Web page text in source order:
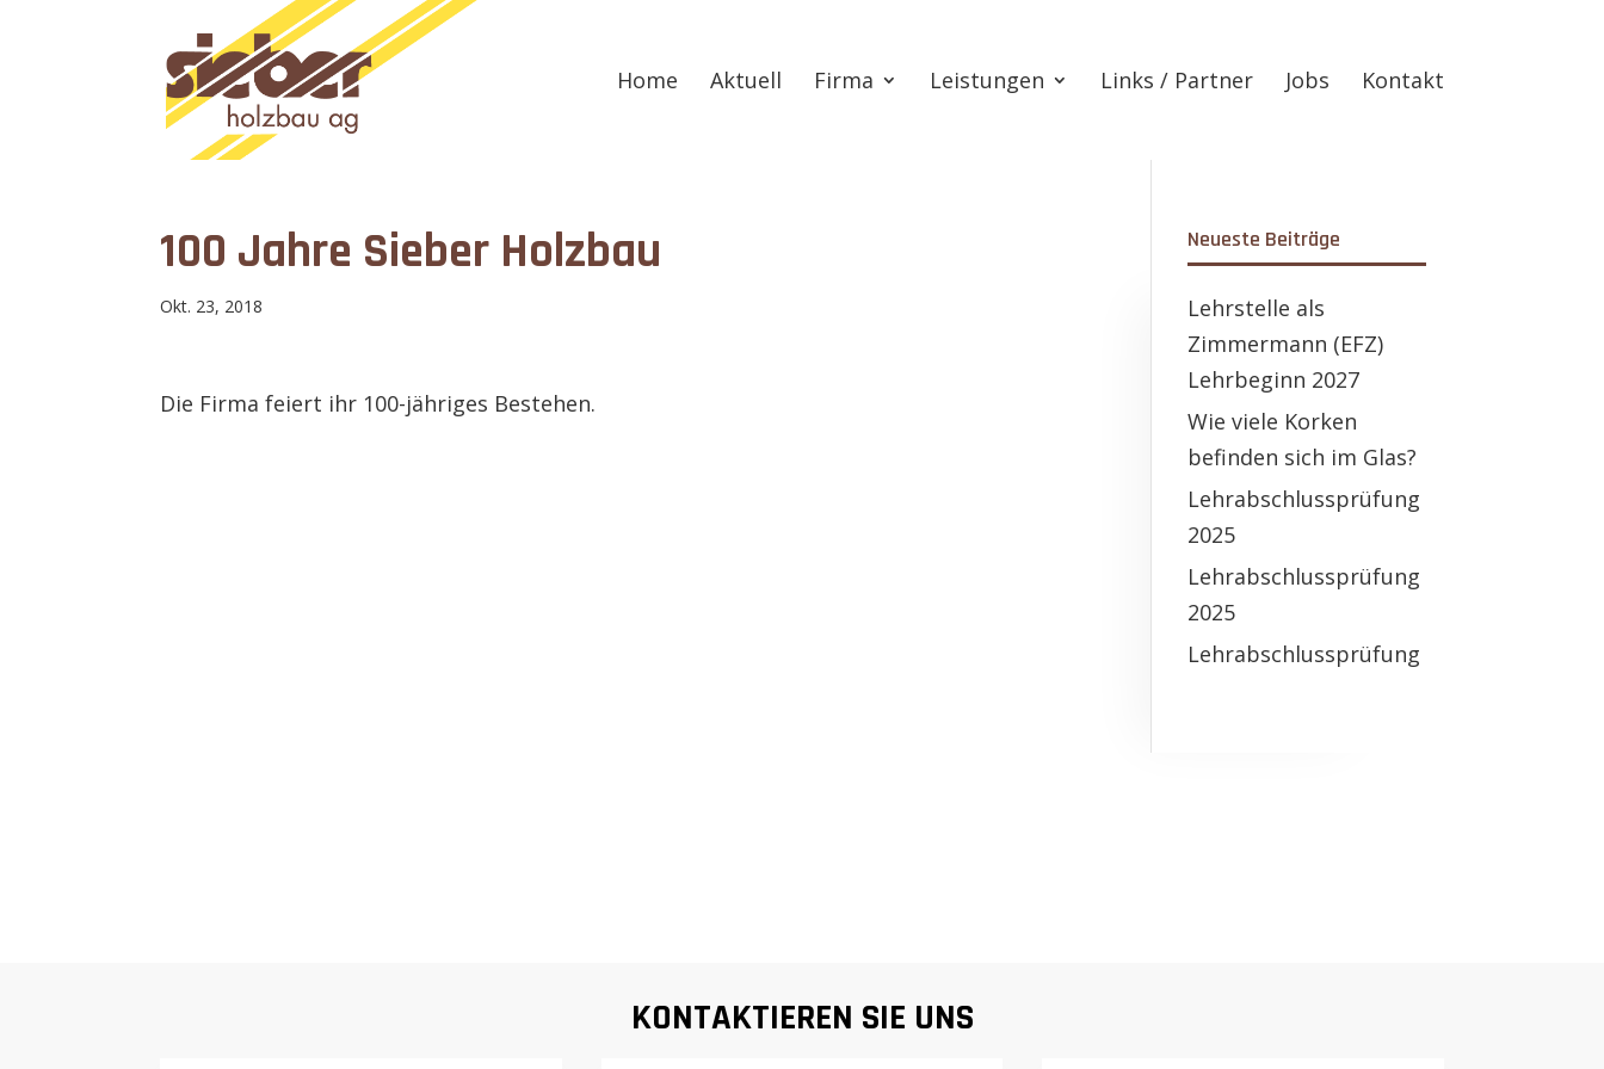
Home Aktuell Firma Leistungen Links / Partner Jobs Kontakt
100 Jahre Sieber Holzbau
Okt. 23, 2018
Die Firma feiert ihr 100-jähriges Bestehen.
Neueste Beiträge
Lehrstelle als
Zimmermann (EFZ)
Lehrbeginn 2027
Wie viele Korken
befinden sich im Glas?
Lehrabschlussprüfung
2025
Lehrabschlussprüfung
2025
Lehrabschlussprüfung
KONTAKTIEREN SIE UNS